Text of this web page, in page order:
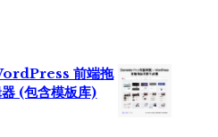
前端拖
(包含模板库)